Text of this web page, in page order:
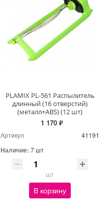
PLAMIX PL-561 Распылитель
длинный (16 отверстий)
(металл+ABS) (12 шт)
1 170 ₽
Артикул 41191
Наличие: 7 шт
шт
В корзину